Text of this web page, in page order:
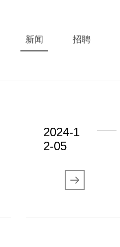
新闻 招聘
2024-1
2-05